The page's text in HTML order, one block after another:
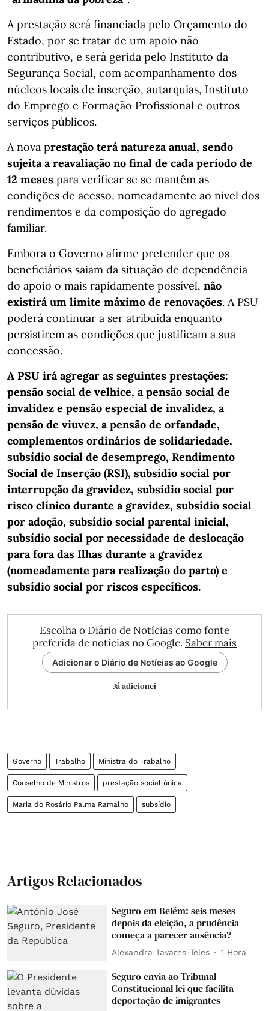
A prestação será financiada pelo Orçamento do
Estado, por se tratar de um apoio não
contributivo, e será gerida pelo Instituto da
Segurança Social, com acompanhamento dos
núcleos locais de inserção, autarquias, Instituto
do Emprego e Formação Profissional e outros
serviços públicos.
A nova prestação terá natureza anual, sendo
sujeita a reavaliação no final de cada período de
12 meses para verificar se se mantêm as
condições de acesso, nomeadamente ao nível dos
rendimentos e da composição do agregado
familiar.
Embora o Governo afirme pretender que os
beneficiários saiam da situação de dependência
do apoio o mais rapidamente possível, não
existirá um limite máximo de renovações. A PSU
poderá continuar a ser atribuída enquanto
persistirem as condições que justificam a sua
concessão.
A PSU irá agregar as seguintes prestações:
pensão social de velhice, a pensão social de
invalidez e pensão especial de invalidez, a
pensão de viuvez, a pensão de orfandade,
complementos ordinários de solidariedade,
subsídio social de desemprego, Rendimento
Social de Inserção (RSI), subsídio social por
interrupção da gravidez, subsídio social por
risco clínico durante a gravidez, subsídio social
por adoção, subsídio social parental inicial,
subsídio social por necessidade de deslocação
para fora das Ilhas durante a gravidez
(nomeadamente para realização do parto) e
subsídio social por riscos específicos.
Escolha o Diário de Notícias como fonte
preferida de notícias no Google. Saber mais
Adicionar o Diário de Notícias ao Google
Já adicionei
Governo Trabalho Ministra do Trabalho
Conselho de Ministros prestação social única
Maria do Rosário Palma Ramalho subsídio
Artigos Relacionados
Seguro em Belém: seis meses
depois da eleição, a prudência
começa a parecer ausência?
Alexandra Tavares-Teles 1 Hora
Seguro envia ao Tribunal
Constitucional lei que facilita
deportação de imigrantes